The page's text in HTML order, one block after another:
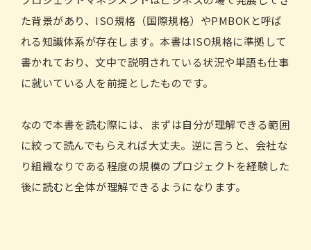
た背景があり、ISO規格（国際規格）やPMBOKと呼ば
れる知識体系が存在します。本書はISO規格に準拠して
書かれており、文中で説明されている状況や単語も仕事
に就いている人を前提としたものです。
なので本書を読む際には、まずは自分が理解できる範囲
に絞って読んでもらえれば大丈夫。逆に言うと、会社な
り組織なりである程度の規模のプロジェクトを経験した
後に読むと全体が理解できるようになります。